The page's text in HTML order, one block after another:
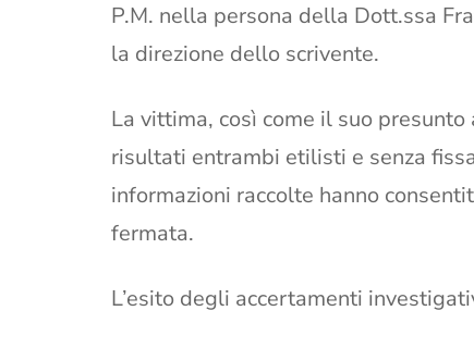
P.M. nella persona della Dott.ssa
la direzione dello scrivente.
La vittima, così come il suo
risultati entrambi etilisti e senza
informazioni raccolte hanno
fermata.
L’esito degli accertamenti